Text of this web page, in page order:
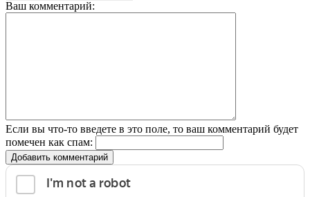
Ваш комментарий:
Если вы что-то введете в это поле, то ваш комментарий будет
помечен как спам:
Добавить комментарий